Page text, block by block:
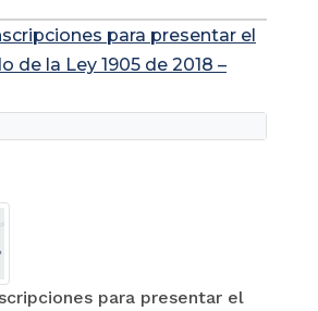
para presentar el
de la Ley 1905 de 2018 –
para presentar el